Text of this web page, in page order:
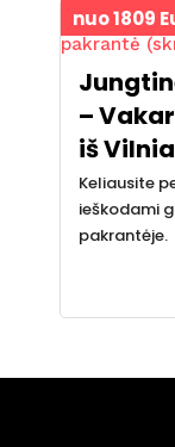
nuo 1809
–
iš
Keliausite
ieškodami
pakrantėje.